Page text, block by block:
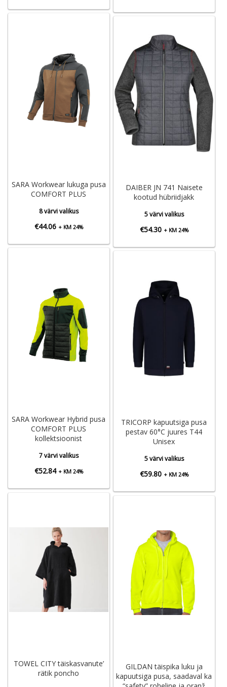
SARA Workwear lukuga pusa
COMFORT PLUS
8 värvi valikus
€44.06 + KM 24%
DAIBER JN 741 Naisete
kootud hübriidjakk
5 värvi valikus
€54.30 + KM 24%
SARA Workwear Hybrid pusa
COMFORT PLUS
kollektsioonist
7 värvi valikus
€52.84 + KM 24%
TRICORP kapuutsiga pusa
pestav 60°C juures T44
Unisex
5 värvi valikus
€59.80 + KM 24%
TOWEL CITY täiskasvanute’
rätik poncho
GILDAN täispika luku ja
kapuutsiga pusa, saadaval ka